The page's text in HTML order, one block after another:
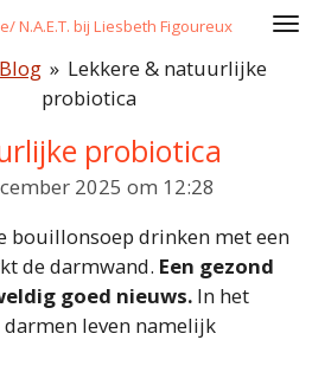
N.A.E.T. bij Liesbeth Figoureux
Blog » Lekkere & natuurlijke
probiotica
probiotica
2025 om 12:28
bouillonsoep drinken met een
de darmwand. Een gezond
goed nieuws. In het
leven namelijk